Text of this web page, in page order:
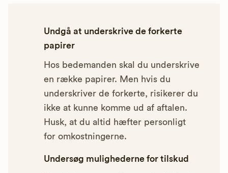
Undgå at underskrive de forkerte
papirer
Hos bedemanden skal du underskrive
en række papirer. Men hvis du
underskriver de forkerte, risikerer du
ikke at kunne komme ud af aftalen.
Husk, at du altid hæfter personligt
for omkostningerne.
Undersøg mulighederne for tilskud